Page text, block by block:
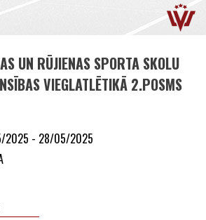
UN RŪJIENAS SPORTA SKOLU
VIEGLATLĒTIKĀ 2.POSMS
2025 - 28/05/2025